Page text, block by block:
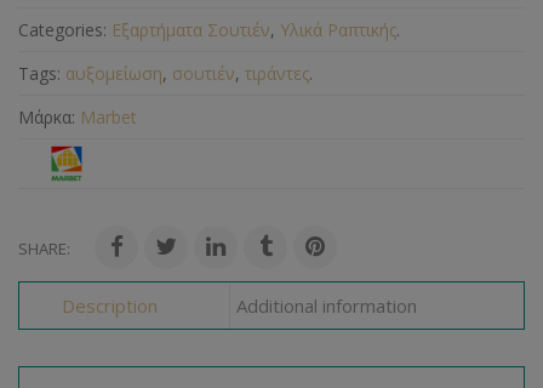
Categories: Εξαρτήματα Σουτιέν, Υλικά Ραπτικής.
Tags: αυξομείωση, σουτιέν, τιράντες.
Μάρκα: Marbet
SHARE:
Description Additional information